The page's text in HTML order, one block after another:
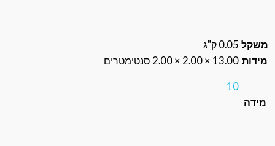
0.05 ק"ג
13.00 × 2.00 × 2.00 סנטימטרים